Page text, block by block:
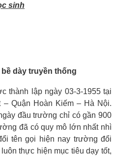
sinh
dày truyền thống
thành lập ngày 03-3-1955 tại
Quận Hoàn Kiếm – Hà Nội.
đầu trường chỉ có gần 900
đã có quy mô lớn nhất nhì
tên gọi hiện nay trường đổi
thực hiện mục tiêu dạy tốt,